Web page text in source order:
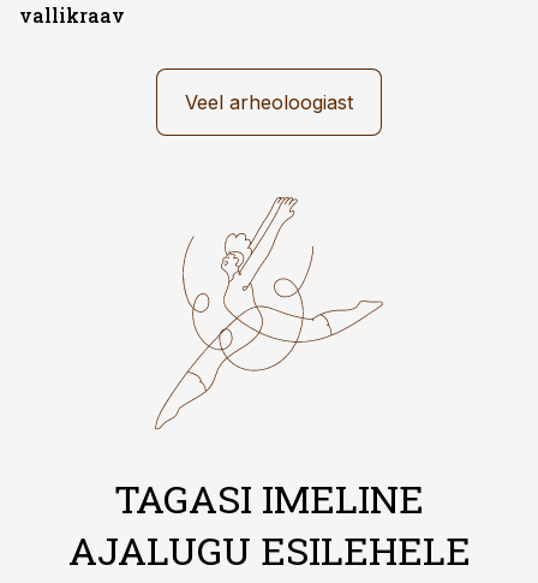
vallikraav
Veel arheoloogiast
TAGASI IMELINE
AJALUGU ESILEHELE